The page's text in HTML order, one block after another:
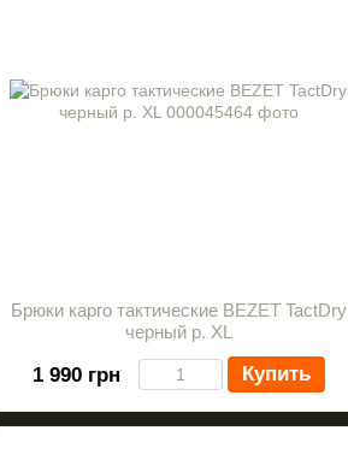
Брюки карго тактические BEZET TactDry
черный р. XL
1 990 грн Купить